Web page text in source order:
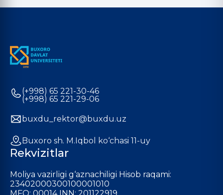
(+998) 65 221-30-46
(+998) 65 221-29-06
buxdu_rektor@buxdu.uz
Buxoro sh. M.Iqbol ko‘chasi 11-uy
Rekvizitlar
Moliya vazirligi g‘aznachiligi Hisob raqami:
23402000300100001010